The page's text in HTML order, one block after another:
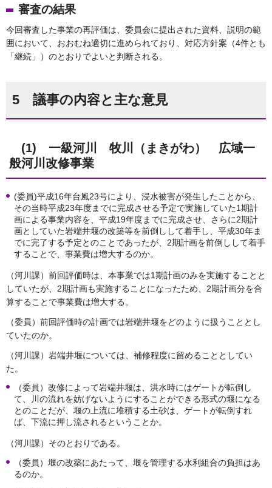
審査の結果
今回審査した事業の再評価は、委員会に提出された資料、説明の範
囲において、おおむね適切に進められており、対応方針案（4件とも
「継続」）のとおりでよいと判断される。
5 議事の内容と主な意見
(1) 一級河川 牧川（まきがわ） 広域一
般河川改修事業
(委員)平成16年台風23号により、浸水被害が発生したことから、
その当時平成23年度までに完成させる予定で実施していた1期計
画による事業内容を、平成19年度までに完成させ、さらに2期計
画としていた岩端井堰の改築等を前倒しして着手し、平成30年ま
でに完了する予定とのことであったが、2期計画を前倒しして着手
することで、事業費は増大するのか。
（河川課）前回評価時は、本事業では1期計画のみを実施することと
していたが、2期計画も実施することになったため、2期計画分を合
算することで事業費は増大する。
（委員）前回評価時の計画では岩端井堰をどのように扱うこととし
ていたのか。
（河川課）岩端井堰については、補修程度に留めることとしてい
た。
（委員）改修によって岩端井堰は、洪水時にはゲートが転倒し
て、川の流れを妨げないようにすることができる形式の堰になる
とのことだが、堰の上流に堆積する土砂は、ゲートが転倒すれ
ば、下流に押し流されるということか。
（河川課）そのとおりである。
（委員）堰の改築にあたって、堰を管理する水利組合の負担はあ
るのか。